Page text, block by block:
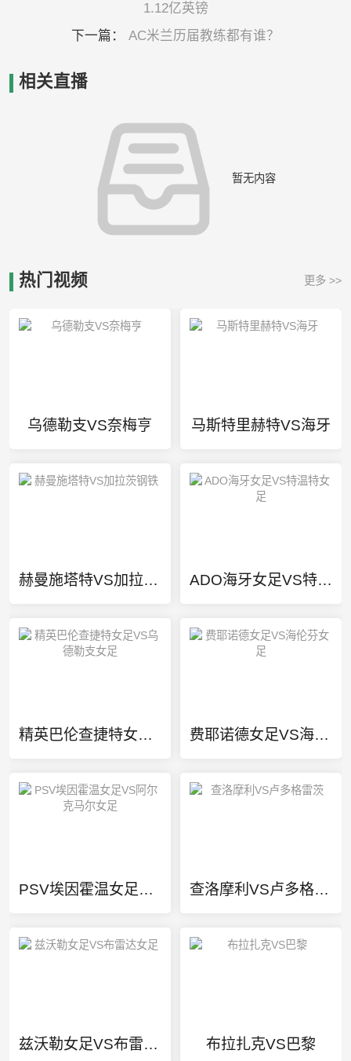
1.12亿英镑
下一篇： AC米兰历届教练都有谁？
相关直播
暂无内容
热门视频 更多 >>
乌德勒支VS奈梅亨 马斯特里赫特VS海牙
赫曼施塔特VS加拉茨钢铁 ADO海牙女足VS特温特女足
精英巴伦查捷特女足VS乌德勒支女足 费耶诺德女足VS海伦芬女足
PSV埃因霍温女足VS阿尔克马尔女足 查洛摩利VS卢多格雷茨
兹沃勒女足VS布雷达女足 布拉扎克VS巴黎